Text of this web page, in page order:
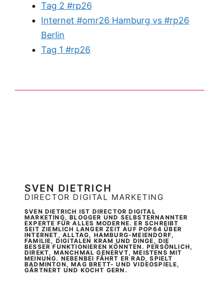
Tag 2 #rp26
Internet #omr26 Hamburg vs #rp26
Berlin
Tag 1 #rp26
SVEN DIETRICH
DIRECTOR DIGITAL MARKETING
SVEN DIETRICH IST DIRECTOR DIGITAL
MARKETING, BLOGGER UND SELBSTERNANNTER
EXPERTE FÜR ALLES MODERNE. ER SCHREIBT
SEIT ZIEMLICH LANGER ZEIT AUF POP64 ÜBER
INTERNET, ALLTAG, HAMBURG-MEIENDORF,
FAMILIE, DIGITALEN KRAM UND DINGE, DIE
BESSER FUNKTIONIEREN KÖNNTEN. PERSÖNLICH,
DIREKT, MANCHMAL GENERVT, MEISTENS MIT
MEINUNG. NEBENBEI FÄHRT ER RAD, SPIELT
BADMINTON, MAG BRETT- UND VIDEOSPIELE,
GÄRTNERT UND KOCHT GERN.